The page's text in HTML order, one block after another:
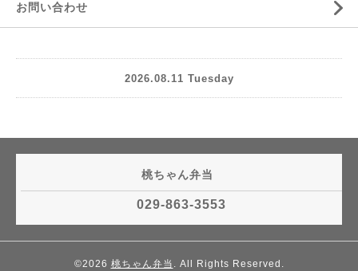
お問い合わせ
2026.08.11 Tuesday
桃ちゃん弁当
029-863-3553
©2026 桃ちゃん弁当 . All Rights Reserved.